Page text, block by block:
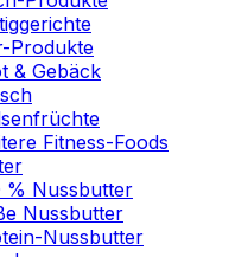
Produkte
& Gebäck
Fitness-Foods
% Nussbutter
Nussbutter
Nussbutter